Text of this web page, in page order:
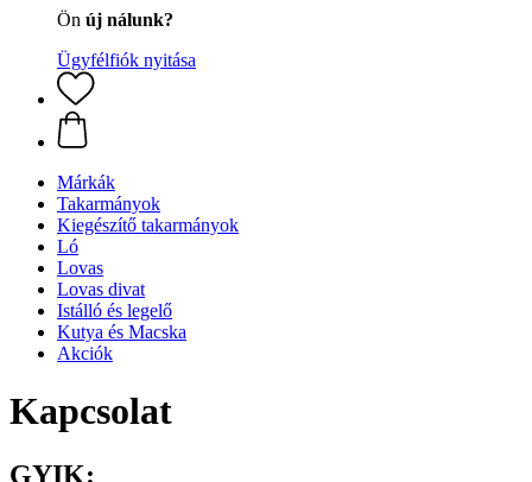
Ön új nálunk?
Ügyfélfiók nyitása
Márkák
Takarmányok
Kiegészítő takarmányok
Ló
Lovas
Lovas divat
Istálló és legelő
Kutya és Macska
Akciók
Kapcsolat
GYIK: